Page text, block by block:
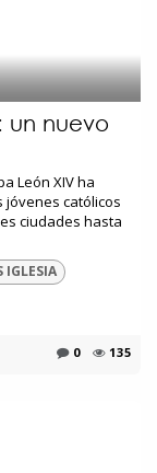
un nuevo
León XIV ha
católicos
ciudades hasta
IGLESIA
0 135